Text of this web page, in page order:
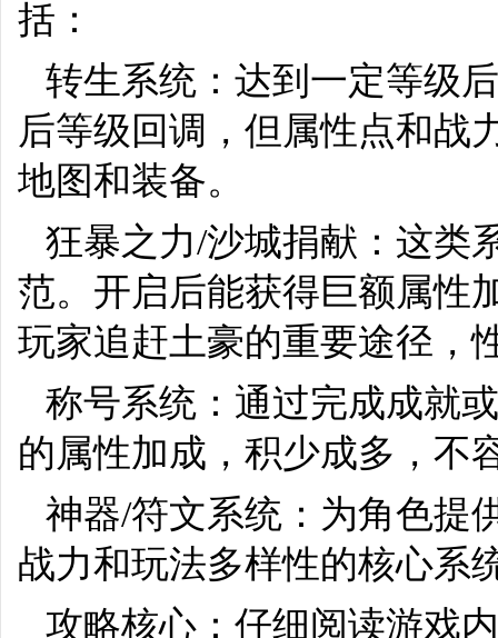
括：
转生系统：达到一定等级
后等级回调，但属性点和战
地图和装备。
狂暴之力/沙城捐献：这类
范。开启后能获得巨额属性
玩家追赶土豪的重要途径，
称号系统：通过完成成就
的属性加成，积少成多，不
神器/符文系统：为角色提
战力和玩法多样性的核心系
攻略核心：仔细阅读游戏